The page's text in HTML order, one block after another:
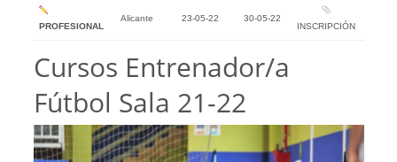
PROFESIONAL
Alicante 23-05-22
30-05-22
INSCRIPCIÓN
Cursos Entrenador/a
Fútbol Sala 21-22